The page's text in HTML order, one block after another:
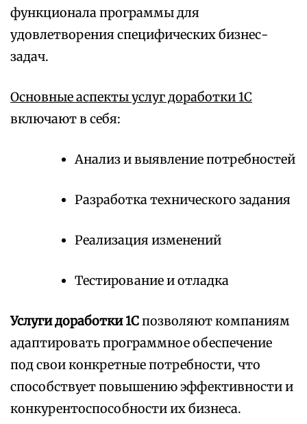
функционала программы для
удовлетворения специфических бизнес-
задач.
Основные аспекты услуг доработки 1С
включают в себя:
Анализ и выявление потребностей
Разработка технического задания
Реализация изменений
Тестирование и отладка
Услуги доработки 1Спозволяют компаниям
адаптировать программное обеспечение
под свои конкретные потребности, что
способствует повышению эффективности и
конкурентоспособности их бизнеса.